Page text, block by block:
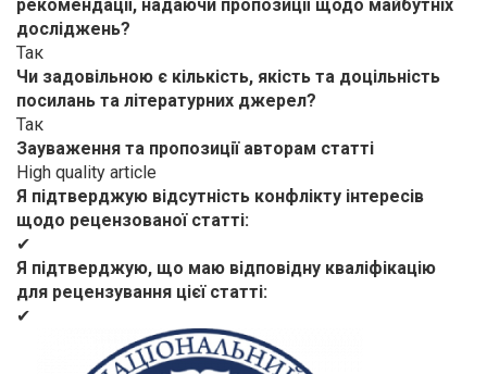
рекомендації, надаючи пропозиції щодо майбутніх
досліджень?
Так
Чи задовільною є кількість, якість та доцільність
посилань та літературних джерел?
Так
Зауваження та пропозиції авторам статті
High quality article
Я підтверджую відсутність конфлікту інтересів
щодо рецензованої статті
✔
Я підтверджую, що маю відповідну кваліфікацію
для рецензування цієї статті
✔